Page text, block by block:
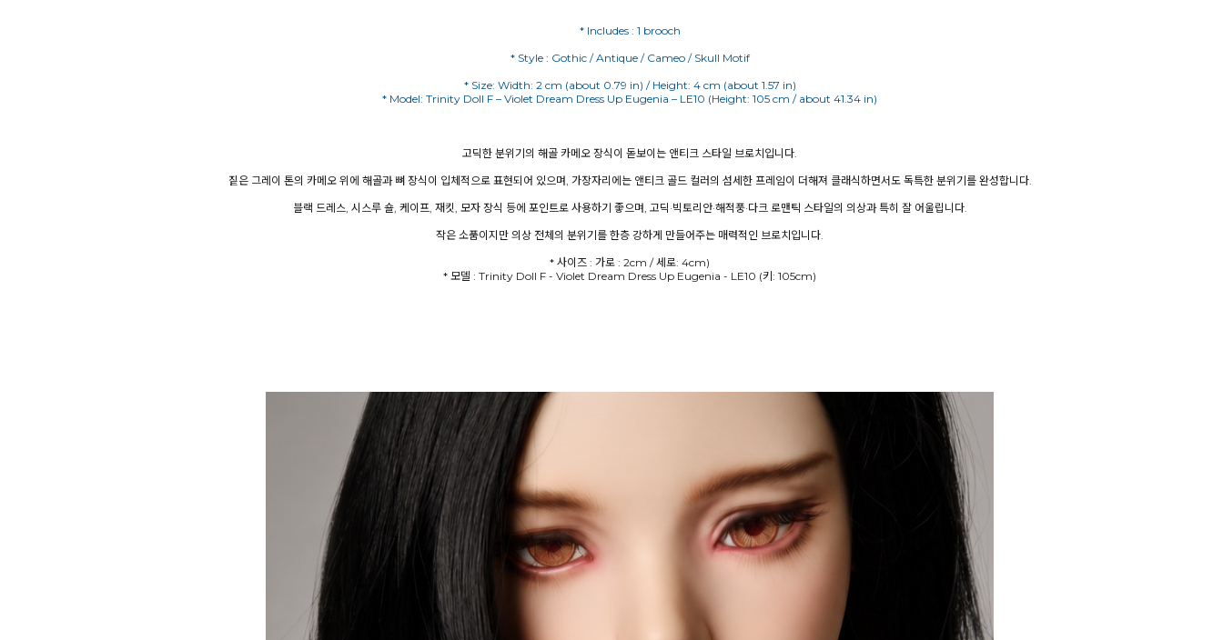
* Includes : 1 brooch
* Style : Gothic / Antique / Cameo / Skull Motif
* Size: Width: 2 cm (about 0.79 in) / Height: 4 cm (about 1.57 in)
* Model: Trinity Doll F – Violet Dream Dress Up Eugenia – LE10 (Height: 105 cm / about 41.34 in)
고딕한 분위기의 해골 카메오 장식이 돋보이는 앤티크 스타일 브로치입니다.
짙은 그레이 톤의 카메오 위에 해골과 뼈 장식이 입체적으로 표현되어 있으며, 가장자리에는 앤티크 골드 컬러의 섬세한 프레임이 더해져 클래식하면서도 독특한 분위기를 완성합니다.
블랙 드레스, 시스루 숄, 케이프, 재킷, 모자 장식 등에 포인트로 사용하기 좋으며, 고딕·빅토리안·해적풍·다크 로맨틱 스타일의 의상과 특히 잘 어울립니다.
작은 소품이지만 의상 전체의 분위기를 한층 강하게 만들어주는 매력적인 브로치입니다.
* 사이즈 : 가로 : 2cm / 세로: 4cm)
* 모델 : Trinity Doll F - Violet Dream Dress Up Eugenia - LE10 (키: 105cm)